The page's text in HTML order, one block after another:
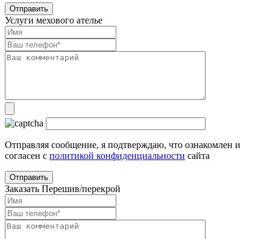
Услуги мехового ателье
Отправляя сообщение, я подтверждаю, что ознакомлен и
согласен с политикой конфиденциальности сайта
Заказать Перешив/перекрой